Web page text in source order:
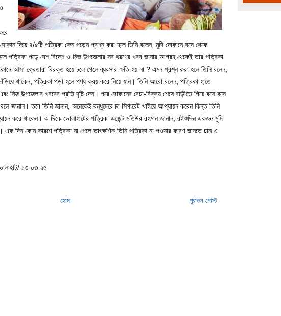
দিয়ে ৪/৫টি পত্রিকা কেন পড়েন প্রশ্ন করা হলে তিনি বলেন, মুদি দোকানে বসে থেকে
পত্রিকা পড়ে দেশ বিদেশ ও নিজ উপজেলার সব ধরণের খবর জানার আগ্রহ থেকেই তার পত্রিকা
আসা ক্রেতারা বিরক্ত হয়ে চলে গেলে ব্যবসার ক্ষতি হয় না ? এমন প্রশ্ন করা হলে তিনি বলেন,
থাকেন, পত্রিকা পড়া হলে পণ্য ক্রয় করে নিয়ে যান। তিনি আরো বলেন, পত্রিকা হাতে
নিজ উপজেলার খবরের প্রতি দৃষ্টি দেন। পরে দোকানের বেচা-বিক্রয় শেষে বাড়ীতে গিয়ে বসে বসে
জানান। তবে তিনি জানান, অনেকেই বন্ধুদেরে চা সিগারেট খাইয়ে আপ্যায়ন করেন কিন্ত তিনি
করে থাকেন। এ দিকে ভোলাহাটের পত্রিকা এজেন্ট মতিউর রহমান জানান, রইশুদ্দিন একজন মুদি
এক দিন কোন কারণে পত্রিকা না পেলে তাৎক্ষণিক তিনি পত্রিকা না পওয়ার কারণ জানতে চান এ
১৩-০৩-১৫
পুরাতন পোস্ট
হোম